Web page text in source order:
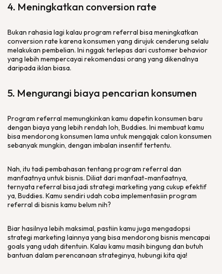
4. Meningkatkan conversion rate
Bukan rahasia lagi kalau program referral bisa meningkatkan
conversion rate karena konsumen yang dirujuk cenderung selalu
melakukan pembelian. Ini nggak terlepas dari customer behavior
yang lebih mempercayai rekomendasi orang yang dikenalnya
daripada iklan biasa.
5. Mengurangi biaya pencarian konsumen
Program referral memungkinkan kamu dapetin konsumen baru
dengan biaya yang lebih rendah loh, Buddies. Ini membuat kamu
bisa mendorong konsumen lama untuk mengajak calon konsumen
sebanyak mungkin, dengan imbalan insentif tertentu.
Nah, itu tadi pembahasan tentang program referral dan
manfaatnya untuk bisnis. Diliat dari manfaat-manfaatnya,
ternyatareferral bisa jadi strategi marketing yang cukup efektif
ya, Buddies. Kamu sendiri udah coba implementasiin program
referral di bisnis kamu belum nih?
Biar hasilnya lebih maksimal, pastiin kamu juga mengadopsi
strategi marketing lainnya yang bisa mendorong bisnis mencapai
goals yang udah ditentuin. Kalau kamu masih bingung dan butuh
bantuan dalam perencanaan strateginya, hubungi kita aja!